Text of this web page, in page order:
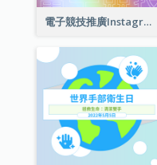
電子競技推廣Instagram帖子